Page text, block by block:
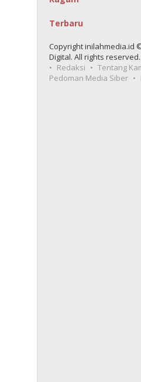
Terbaru
Copyright inilahmedia.id
Digital. All rights reserved.
Redaksi
Tentang
Pedoman Media Siber